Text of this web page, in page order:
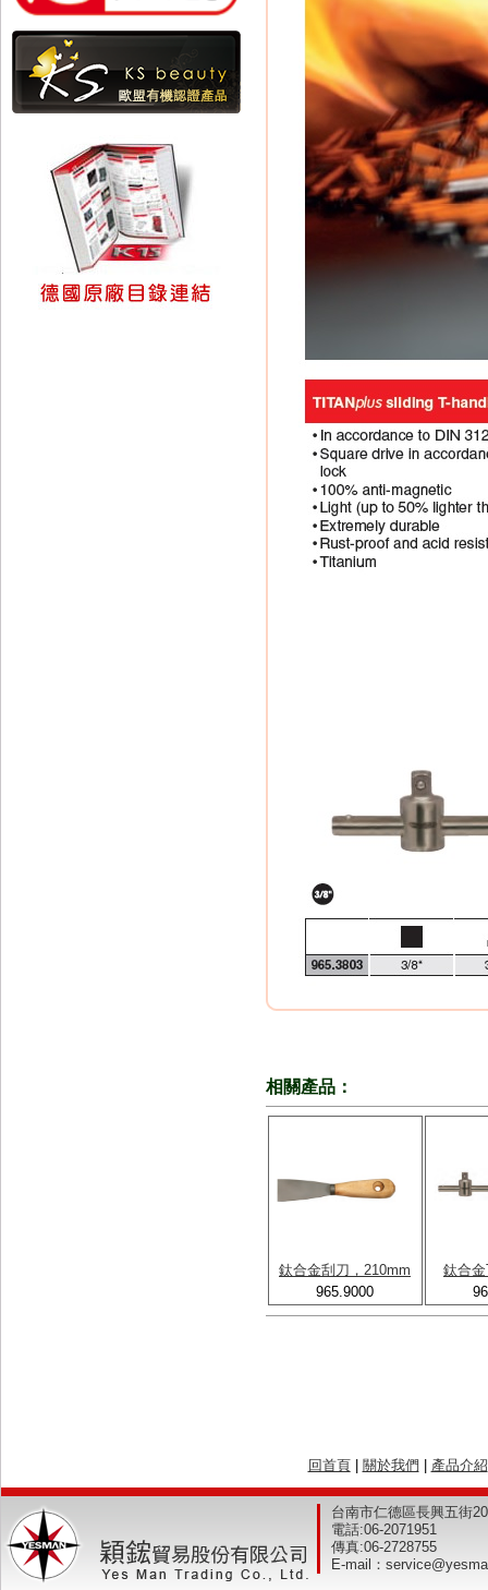
相關產品：
鈦合金刮刀，210mm
965.9000
鈦合
回首頁| 關於我們 | 產品介紹
台南市仁德區長興五街
電話:06-2071951
傳真:06-2728755
E-mail：